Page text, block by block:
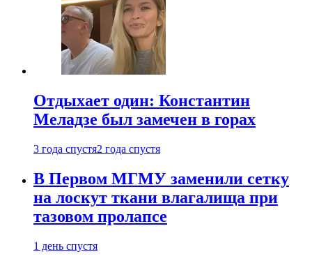
Отдыхает один: Константин
Меладзе был замечен в горах
3 года спустя2 года спустя
В Первом МГМУ заменили сетку
на лоскут ткани влагалища при
тазовом пролапсе
1 день спустя